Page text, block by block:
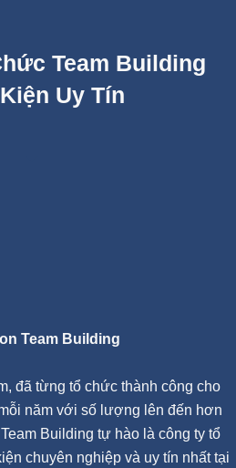
Team Building
Uy Tín
Team Building
đã từng tổ chức thành công cho
năm với số lượng lên đến hơn
Building tự hào là công ty tổ
chuyên nghiệp và uy tín nhất tại